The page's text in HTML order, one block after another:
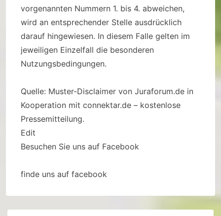
vorgenannten Nummern 1. bis 4. abweichen,
wird an entsprechender Stelle ausdrücklich
darauf hingewiesen. In diesem Falle gelten im
jeweiligen Einzelfall die besonderen
Nutzungsbedingungen.
Quelle: Muster-Disclaimer von Juraforum.de in
Kooperation mit connektar.de – kostenlose
Pressemitteilung.
Edit
Besuchen Sie uns auf Facebook
finde uns auf facebook